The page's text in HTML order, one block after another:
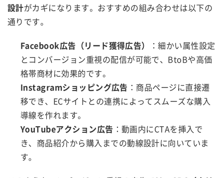
設計がカギになります。おすすめの組み合わせは以下の
通りです。
Facebook広告（リード獲得広告）
：細かい属性設定
とコンバージョン重視の配信が可能で、BtoBや高価
格帯商材に効果的です。
Instagramショッピング広告 ：商品ページに直接遷
移でき、ECサイトとの連携によってスムーズな購入
導線を作れます。
YouTubeアクション広告 ：動画内にCTAを挿入で
き、商品紹介から購入までの動線設計に向いていま
す。